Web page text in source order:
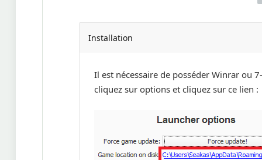
Installation
Il est nécessaire de posséder Winrar ou
cliquez sur options et cliquez sur ce lien :